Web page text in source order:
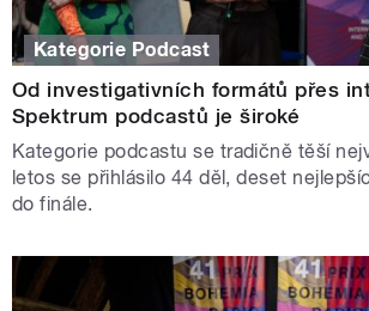
Kategorie Podcast
Od investigativních formátů přes
Spektrum podcastů je široké
Kategorie podcastu se tradičně těší
letos se přihlásilo 44 děl, deset
do finále.